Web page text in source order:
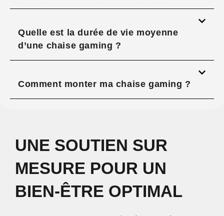
Quelle est la durée de vie moyenne
d’une chaise gaming ?
Comment monter ma chaise gaming ?
UNE SOUTIEN SUR
MESURE POUR UN
BIEN-ÊTRE OPTIMAL